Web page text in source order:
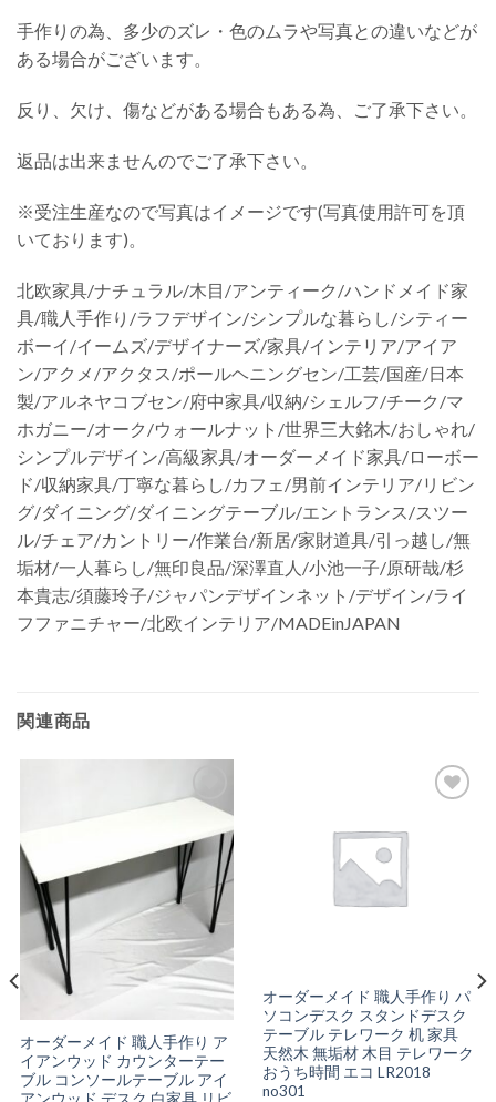
手作りの為、多少のズレ・色のムラや写真との違いなどが
ある場合がございます。
反り、欠け、傷などがある場合もある為、ご了承下さい。
返品は出来ませんのでご了承下さい。
※受注生産なので写真はイメージです(写真使用許可を頂
いております)。
北欧家具/ナチュラル/木目/アンティーク/ハンドメイド家
具/職人手作り/ラフデザイン/シンプルな暮らし/シティー
ボーイ/イームズ/デザイナーズ/家具/インテリア/アイア
ン/アクメ/アクタス/ポールヘニングセン/工芸/国産/日本
製/アルネヤコブセン/府中家具/収納/シェルフ/チーク/マ
ホガニー/オーク/ウォールナット/世界三大銘木/おしゃれ/
シンプルデザイン/高級家具/オーダーメイド家具/ローボー
ド/収納家具/丁寧な暮らし/カフェ/男前インテリア/リビン
グ/ダイニング/ダイニングテーブル/エントランス/スツー
ル/チェア/カントリー/作業台/新居/家財道具/引っ越し/無
垢材/一人暮らし/無印良品/深澤直人/小池一子/原研哉/杉
本貴志/須藤玲子/ジャパンデザインネット/デザイン/ライ
フファニチャー/北欧インテリア/MADEinJAPAN
関連商品
お気
に入
りに
追加
オーダーメイド 職人手作り ア
イアンウッド カウンターテー
ブル コンソールテーブル アイ
オーダーメイド 職人手作り パ
ソコンデスク スタンドデスク
テーブル テレワーク 机 家具
天然木 無垢材 木目 テレワーク
おうち時間 エコ LR2018
no301